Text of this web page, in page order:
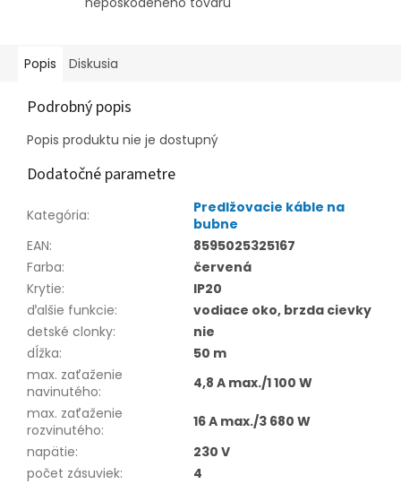
Popis Diskusia
Podrobný popis
Popis produktu nie je dostupný
Dodatočné parametre
Kategória:
Predlžovacie káble na
bubne
EAN:
8595025325167
Farba:
červená
Krytie:
IP20
ďalšie funkcie:
vodiace oko, brzda cievky
detské clonky:
nie
dĺžka:
50 m
max. zaťaženie
navinutého:
4,8 A max./1 100 W
max. zaťaženie
rozvinutého:
16 A max./3 680 W
napätie:
230 V
počet zásuviek:
4